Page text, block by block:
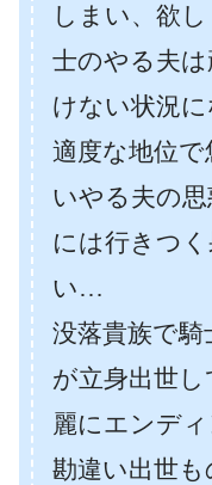
しまい、欲
士のやる夫
けない状況に
適度な地位で
いやる夫の
には行きつ
い…
没落貴族で
が立身出世
麗にエンディ
勘違い出世も